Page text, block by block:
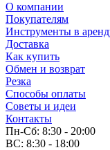
О компании
Покупателям
Инструменты в
Доставка
Как купить
Обмен и возврат
Резка
Способы оплаты
Советы и идеи
Контакты
Пн-Сб: 8:30 - 20:00
ВС: 8:30 - 18:00